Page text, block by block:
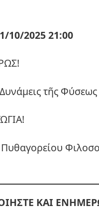
10/2025 21:00
τῆς
ΚΑΙ